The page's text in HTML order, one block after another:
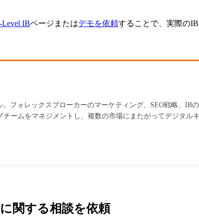
IBページまたはデモを依頼することで、実際の
フォレックスブローカーのマーケティング、SEO戦略、IB
ームをマネジメントし、複数の市場にまたがってデジタル
関する相談を依頼